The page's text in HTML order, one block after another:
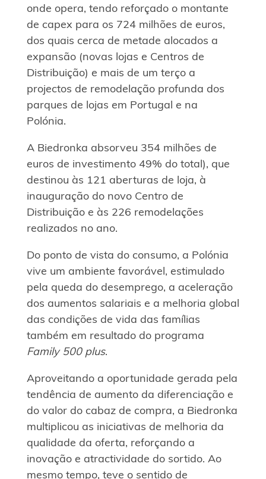
onde opera, tendo reforçado o montante
de capex para os 724 milhões de euros,
dos quais cerca de metade alocados a
expansão (novas lojas e Centros de
Distribuição) e mais de um terço a
projectos de remodelação profunda dos
parques de lojas em Portugal e na
Polónia.
A Biedronka absorveu 354 milhões de
euros de investimento 49% do total), que
destinou às 121 aberturas de loja, à
inauguração do novo Centro de
Distribuição e às 226 remodelações
realizados no ano.
Do ponto de vista do consumo, a Polónia
vive um ambiente favorável, estimulado
pela queda do desemprego, a aceleração
dos aumentos salariais e a melhoria global
das condições de vida das famílias
também em resultado do programa
Family 500 plus.
Aproveitando a oportunidade gerada pela
tendência de aumento da diferenciação e
do valor do cabaz de compra, a Biedronka
multiplicou as iniciativas de melhoria da
qualidade da oferta, reforçando a
inovação e atractividade do sortido. Ao
mesmo tempo, teve o sentido de